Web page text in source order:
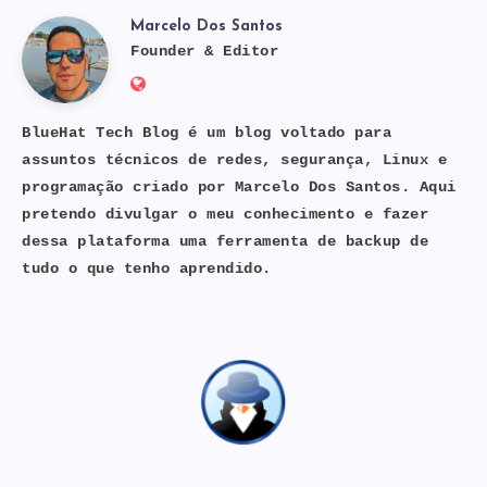
Marcelo
Dos
Santos
Marcelo Dos Santos
Founder & Editor
Website:
BlueHat Tech Blog é um blog voltado para
assuntos técnicos de redes, segurança, Linux e
programação criado por Marcelo Dos Santos. Aqui
pretendo divulgar o meu conhecimento e fazer
dessa plataforma uma ferramenta de backup de
tudo o que tenho aprendido.